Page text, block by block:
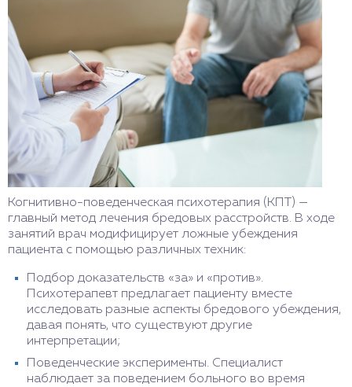
Когнитивно-поведенческая психотерапия (КПТ) —
главный метод лечения бредовых расстройств. В ходе
занятий врач модифицирует ложные убеждения
пациента с помощью различных техник:
Подбор доказательств «за» и «против».
Психотерапевт предлагает пациенту вместе
исследовать разные аспекты бредового убеждения,
давая понять, что существуют другие
интерпретации;
Поведенческие эксперименты. Специалист
наблюдает за поведением больного во время